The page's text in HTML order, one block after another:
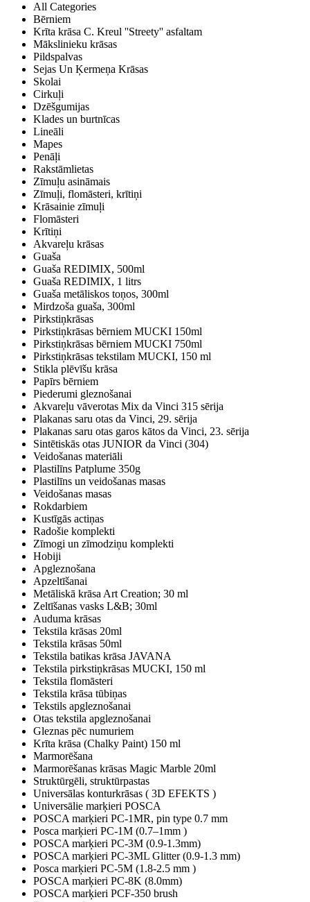
All Categories
Bērniem
Krīta krāsa C. Kreul ''Streety'' asfaltam
Mākslinieku krāsas
Pildspalvas
Sejas Un Ķermeņa Krāsas
Skolai
Cirkuļi
Dzēšgumijas
Klades un burtnīcas
Lineāli
Mapes
Penāļi
Rakstāmlietas
Zīmuļu asināmais
Zīmuļi, flomāsteri, krītiņi
Krāsainie zīmuļi
Flomāsteri
Krītiņi
Akvareļu krāsas
Guaša
Guaša REDIMIX, 500ml
Guaša REDIMIX, 1 litrs
Guaša metāliskos toņos, 300ml
Mirdzoša guaša, 300ml
Pirkstiņkrāsas
Pirkstiņkrāsas bērniem MUCKI 150ml
Pirkstiņkrāsas bērniem MUCKI 750ml
Pirkstiņkrāsas tekstilam MUCKI, 150 ml
Stikla plēvīšu krāsa
Papīrs bērniem
Piederumi gleznošanai
Akvareļu vāverotas Mix da Vinci 315 sērija
Plakanas saru otas da Vinci, 29. sērija
Plakanas saru otas garos kātos da Vinci, 23. sērija
Sintētiskās otas JUNIOR da Vinci (304)
Veidošanas materiāli
Plastilīns Patplume 350g
Plastilīns un veidošanas masas
Veidošanas masas
Rokdarbiem
Kustīgās actiņas
Radošie komplekti
Zīmogi un zīmodziņu komplekti
Hobiji
Apgleznošana
Apzeltīšanai
Metāliskā krāsa Art Creation; 30 ml
Zeltīšanas vasks L&B; 30ml
Auduma krāsas
Tekstila krāsas 20ml
Tekstila krāsas 50ml
Tekstila batikas krāsa JAVANA
Tekstila pirkstiņkrāsas MUCKI, 150 ml
Tekstila flomāsteri
Tekstila krāsa tūbiņas
Tekstils apgleznošanai
Otas tekstila apgleznošanai
Gleznas pēc numuriem
Krīta krāsa (Chalky Paint) 150 ml
Marmorēšana
Marmorēšanas krāsas Magic Marble 20ml
Struktūrgēli, struktūrpastas
Universālas konturkrāsas ( 3D EFEKTS )
Universālie marķieri POSCA
POSCA marķieri PC-1MR, pin type 0.7 mm
Posca marķieri PC-1M (0.7–1mm )
POSCA marķieri PC-3M (0.9-1.3mm)
POSCA marķieri PC-3ML Glitter (0.9-1.3 mm)
Posca marķieri PC-5M (1.8-2.5 mm )
POSCA marķieri PC-8K (8.0mm)
POSCA marķieri PCF-350 brush